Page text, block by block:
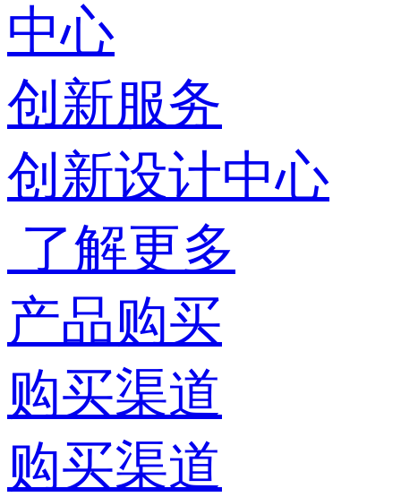
中心
创新服务
创新设计中心
了解更多
产品购买
购买渠道
购买渠道